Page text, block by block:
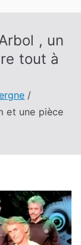
, un
tout à
et une pièce